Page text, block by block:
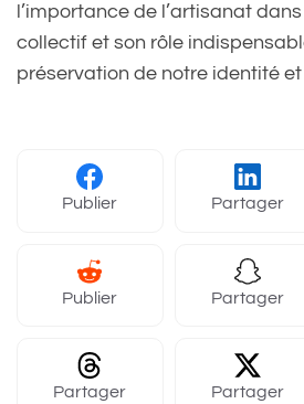
l’importance de l’artisanat
collectif et son rôle
préservation de notre identité
Publier Partager
Publier Partager
Partager Partager